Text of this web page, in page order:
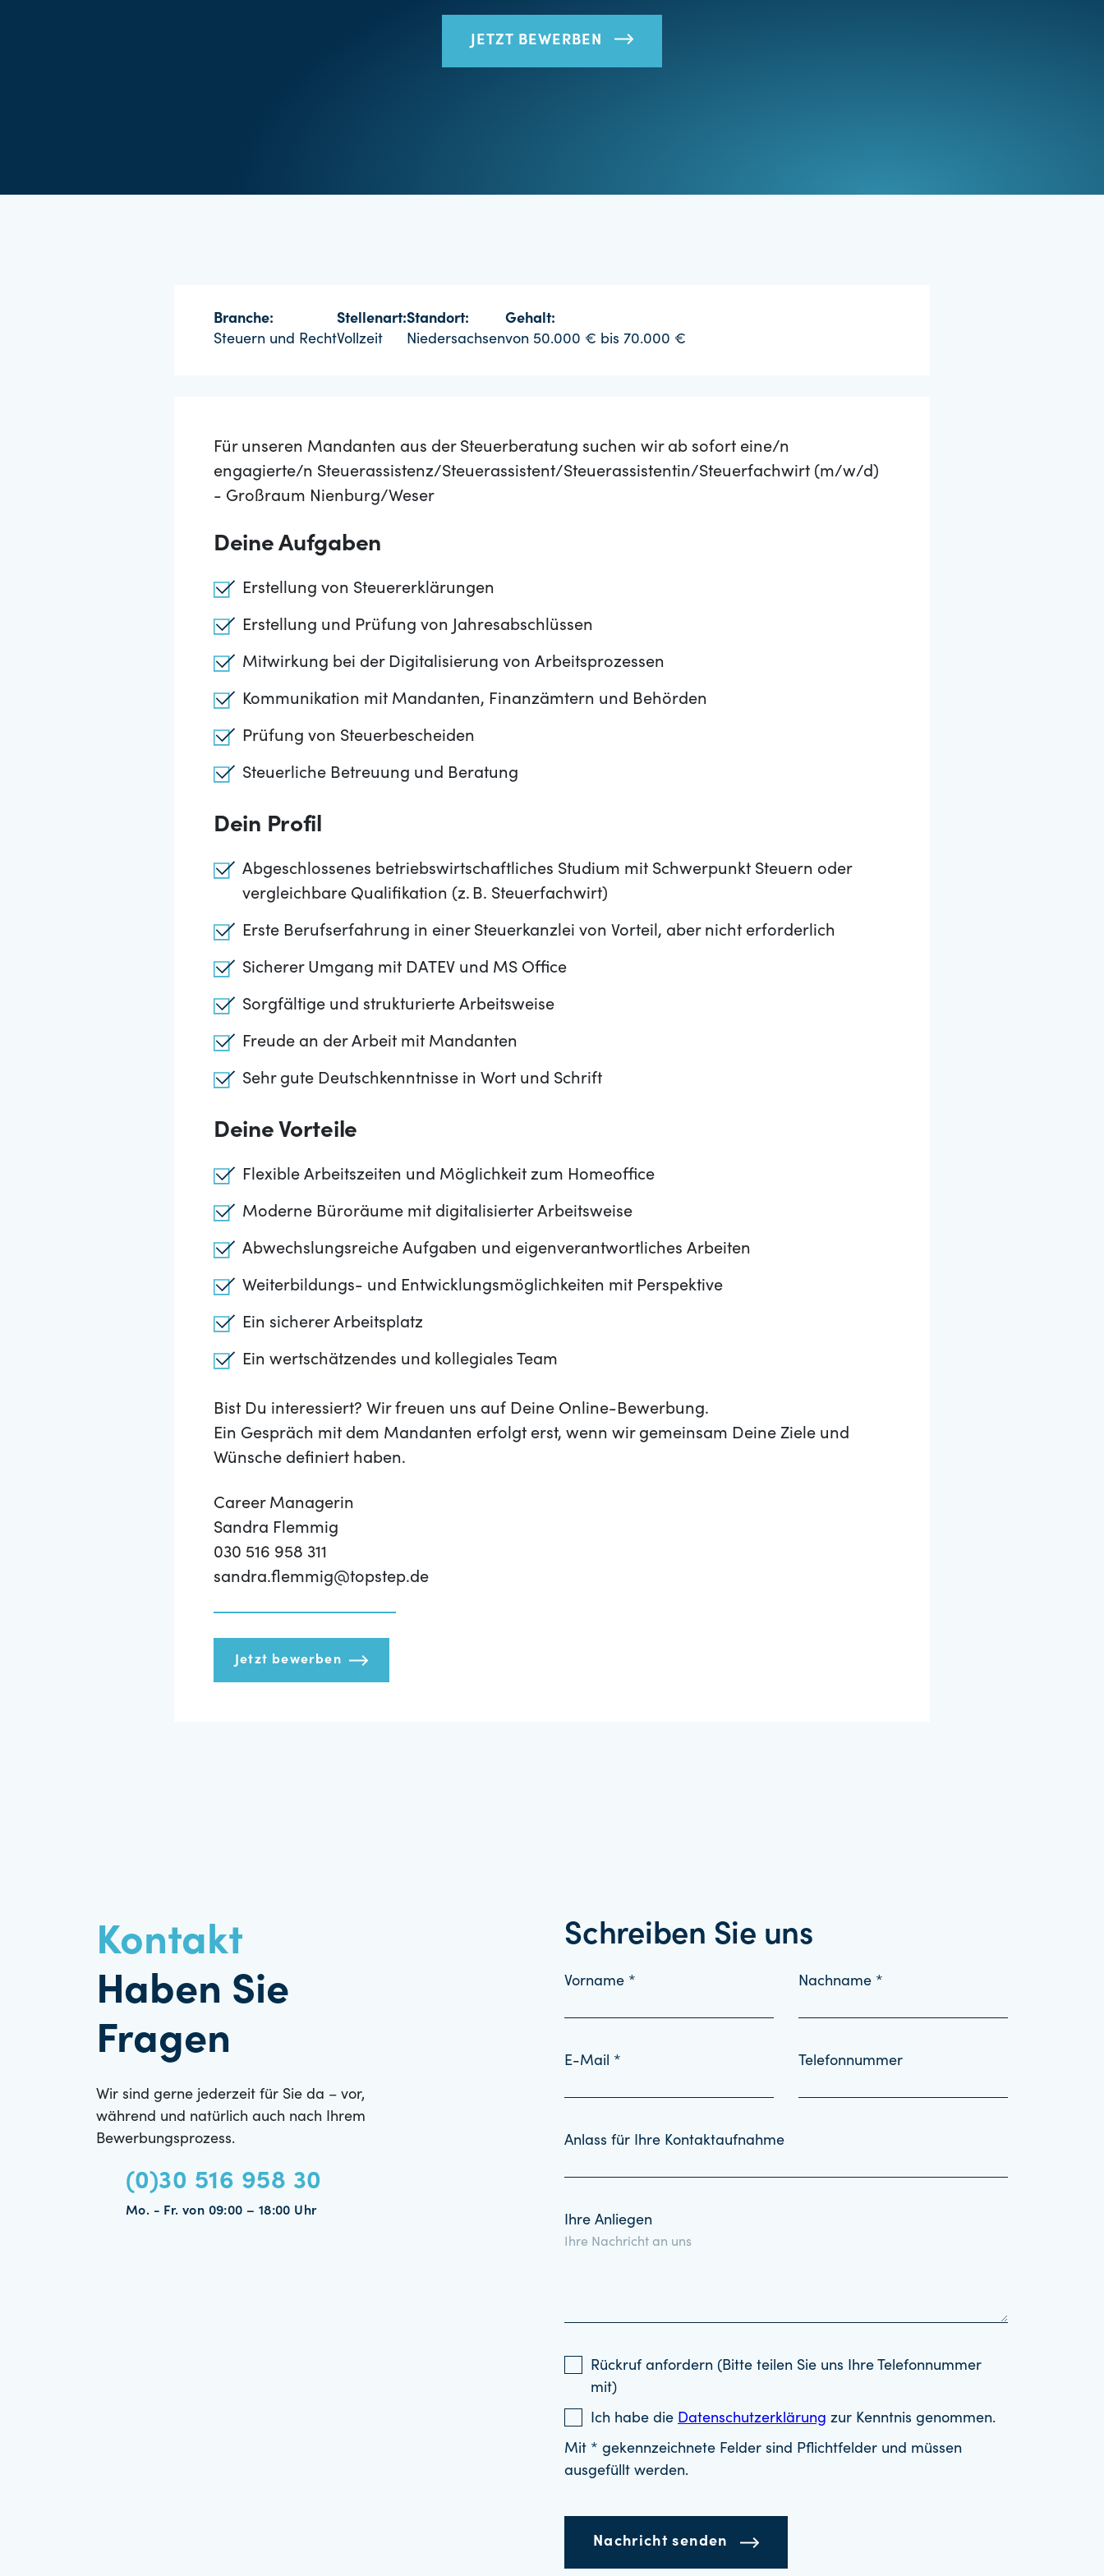
JETZT BEWERBEN
Branche:
Steuern und Recht
Stellenart:
Vollzeit
Standort:
Niedersachsen
Gehalt:
von 50.000 € bis 70.000 €
Für unseren Mandanten aus der Steuerberatung suchen wir ab sofort eine/n
engagierte/n Steuerassistenz/Steuerassistent/Steuerassistentin/Steuerfachwirt (m/w/d)
- Großraum Nienburg/Weser
Deine Aufgaben
Erstellung von Steuererklärungen
Erstellung und Prüfung von Jahresabschlüssen
Mitwirkung bei der Digitalisierung von Arbeitsprozessen
Kommunikation mit Mandanten, Finanzämtern und Behörden
Prüfung von Steuerbescheiden
Steuerliche Betreuung und Beratung
Dein Profil
Abgeschlossenes betriebswirtschaftliches Studium mit Schwerpunkt Steuern oder
vergleichbare Qualifikation (z. B. Steuerfachwirt)
Erste Berufserfahrung in einer Steuerkanzlei von Vorteil, aber nicht erforderlich
Sicherer Umgang mit DATEV und MS Office
Sorgfältige und strukturierte Arbeitsweise
Freude an der Arbeit mit Mandanten
Sehr gute Deutschkenntnisse in Wort und Schrift
Deine Vorteile
Flexible Arbeitszeiten und Möglichkeit zum Homeoffice
Moderne Büroräume mit digitalisierter Arbeitsweise
Abwechslungsreiche Aufgaben und eigenverantwortliches Arbeiten
Weiterbildungs- und Entwicklungsmöglichkeiten mit Perspektive
Ein sicherer Arbeitsplatz
Ein wertschätzendes und kollegiales Team
Bist Du interessiert? Wir freuen uns auf Deine Online-Bewerbung.
Ein Gespräch mit dem Mandanten erfolgt erst, wenn wir gemeinsam Deine Ziele und
Wünsche definiert haben.
Career Managerin
Sandra Flemmig
030 516 958 311
sandra.flemmig@topstep.de
Jetzt bewerben
Kontakt
Haben Sie
Fragen
Wir sind gerne jederzeit für Sie da – vor,
während und natürlich auch nach Ihrem
Bewerbungsprozess.
(0)30 516 958 30
Mo. - Fr. von 09:00 – 18:00 Uhr
Schreiben Sie uns
Vorname * Nachname *
E-Mail * Telefonnummer
Anlass für Ihre Kontaktaufnahme
Ihre Anliegen
Rückruf anfordern (Bitte teilen Sie uns Ihre Telefonnummer
mit)
Ich habe die Datenschutzerklärung zur Kenntnis genommen.
Mit * gekennzeichnete Felder sind Pflichtfelder und müssen
ausgefüllt werden.
Nachricht senden